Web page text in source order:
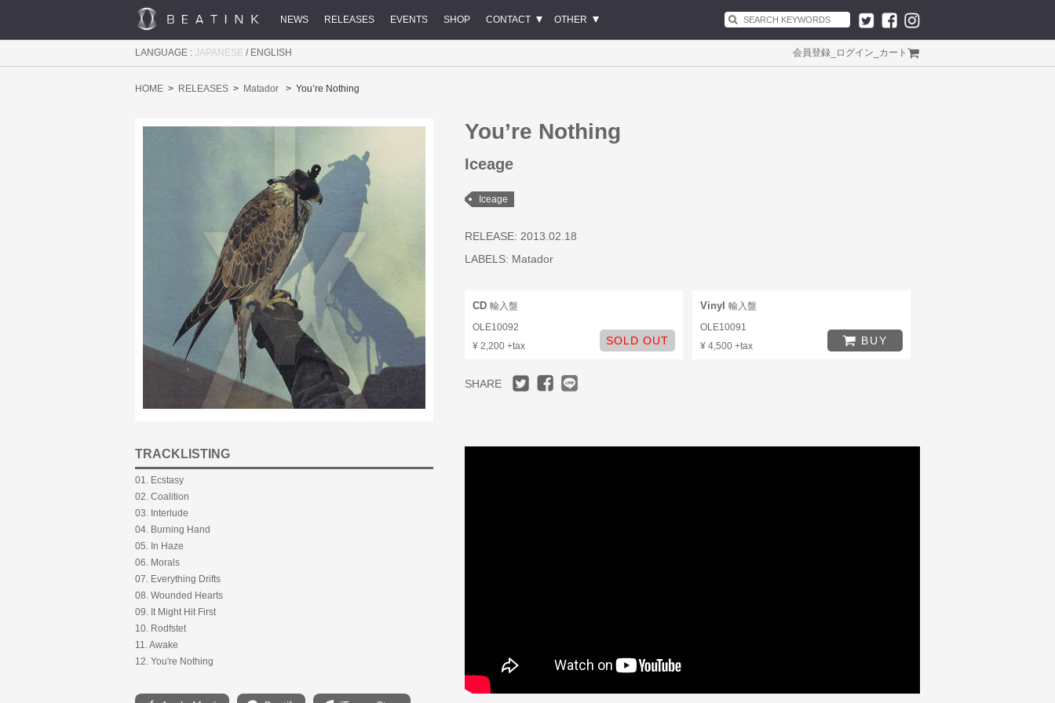
NEWS RELEASES EVENTS SHOP CONTACT OTHER
LANGUAGE : JAPANESE / ENGLISH 会員登録 ログイン カート
HOME RELEASES Matador You’re Nothing
You’re Nothing
Iceage
Iceage
RELEASE: 2013.02.18
LABELS: Matador
CD 輸入盤
OLE10092
¥ 2,200 +tax
SOLD OUT
Vinyl 輸入盤
OLE10091
¥ 4,500 +tax
BUY
SHARE
TRACKLISTING
01. Ecstasy
02. Coalition
03. Interlude
04. Burning Hand
05. In Haze
06. Morals
07. Everything Drifts
08. Wounded Hearts
09. It Might Hit First
10. Rodfstet
11. Awake
12. You're Nothing